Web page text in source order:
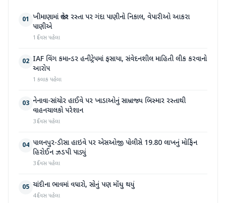
01 ખીમાણામાં જાહેર રસ્તા પર ગંદા પાણીનો નિકાલ, વેપારીઓ આકરા
પાણીએ
1 દિવસ પહેલા
02 IAF વિંગ કમાન્ડર હનીટ્રેપમાં ફસાયા, સંવેદનશીલ માહિતી લીક કરવાનો
આરોપ
1 કલાક પહેલા
03 નેનાવા-સાંચોર હાઈવે પર ખાડાઓનું સામ્રાજ્ય બિસ્માર રસ્તાથી
વાહનચાલકો પરેશાન
3 દિવસ પહેલા
04 પાલનપુર-ડીસા હાઇવે પર એસઓજી પોલીસે 19.80 લાખનું મોર્ફિન
હિરોઈન ઝડપી પાડ્યું
3 દિવસ પહેલા
05 ચાંદીના ભાવમાં વધારો, સોનું પણ મોંઘુ થયું
4 દિવસ પહેલા